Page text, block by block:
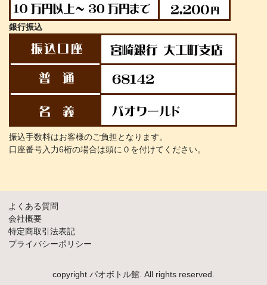
銀行振込
振込手数料はお客様のご負担となります。
口座番号入力6桁の場合は頭に０を付けてください。
よくある質問
会社概要
特定商取引法表記
プライバシーポリシー
copyright パオボトル館. All rights reserved.